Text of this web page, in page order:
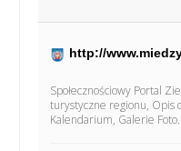
http://
Społecznościowy Portal
turystyczne regionu, Opis
Kalendarium, Galerie Foto.